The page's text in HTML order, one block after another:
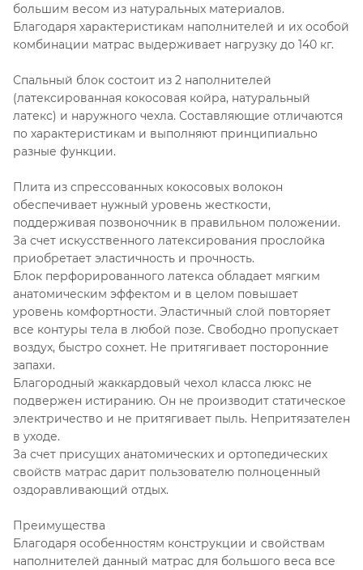
большим весом из натуральных материалов.
Благодаря характеристикам наполнителей и их особой
комбинации матрас выдерживает нагрузку до 140 кг.
Спальный блок состоит из 2 наполнителей
(латексированная кокосовая койра, натуральный
латекс) и наружного чехла. Составляющие отличаются
по характеристикам и выполняют принципиально
разные функции.
Плита из спрессованных кокосовых волокон
обеспечивает нужный уровень жесткости,
поддерживая позвоночник в правильном положении.
За счет искусственного латексирования прослойка
приобретает эластичность и прочность.
Блок перфорированного латекса обладает мягким
анатомическим эффектом и в целом повышает
уровень комфортности. Эластичный слой повторяет
все контуры тела в любой позе. Свободно пропускает
воздух, быстро сохнет. Не притягивает посторонние
запахи.
Благородный жаккардовый чехол класса люкс не
подвержен истиранию. Он не производит статическое
электричество и не притягивает пыль. Непритязателен
в уходе.
За счет присущих анатомических и ортопедических
свойств матрас дарит пользователю полноценный
оздоравливающий отдых.
Преимущества
Благодаря особенностям конструкции и свойствам
наполнителей данный матрас для большого веса все